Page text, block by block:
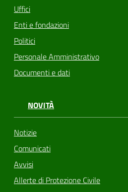
Uffici
Enti e fondazioni
Politici
Personale Amministrativo
Documenti e dati
NOVITÀ
Notizie
Comunicati
Avvisi
Allerte di Protezione Civile